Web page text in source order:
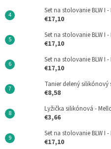
Set na stolovanie BLW I
€17,10
Set na stolovanie BLW I -
€17,10
Set na stolovanie BLW I
€17,10
Tanier delený silikónový
€8,58
Lyžička silikónová -
€3,66
Set na stolovanie BLW I
€17,10